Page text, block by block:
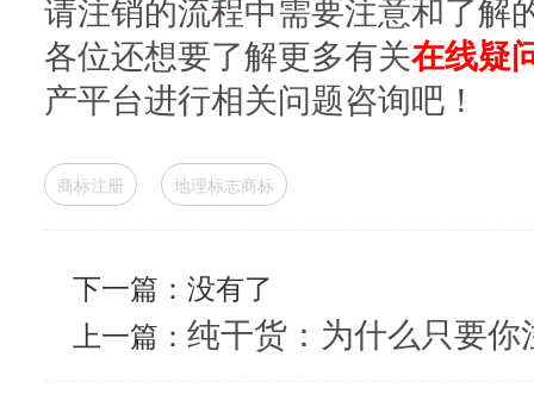
请注销的流程中需要注意和了解
各位还想要了解更多有关在线疑
产平台进行相关问题咨询吧！
商标注册 地理标志商标
下一篇：没有了
上一篇： 纯干货：为什么只要